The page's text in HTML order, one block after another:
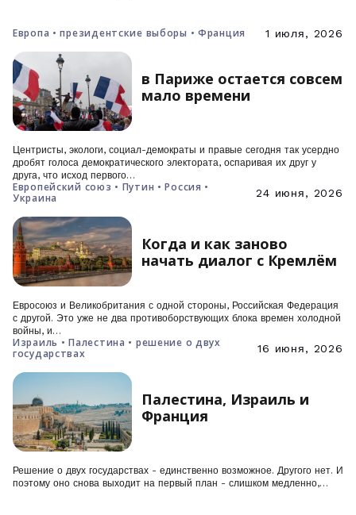
Европа • президентские выборы • Франция 1 июля, 2026
в Париже остается совсем
мало времени
Центристы, экологи, социал-демократы и правые сегодня так усердно
дробят голоса демократического электората, оспаривая их друг у
друга, что исход первого…
Европейский союз • Путин • Россия •
Украина
24 июня, 2026
Когда и как заново
начать диалог с Кремлём
Евросоюз и Великобритания с одной стороны, Российская Федерация
с другой. Это уже не два противоборствующих блока времен холодной
войны, и…
Израиль • Палестина • решение о двух
государствах
16 июня, 2026
Палестина, Израиль и
Франция
Решение о двух государствах - единственно возможное. Другого нет. И
поэтому оно снова выходит на первый план - слишком медленно,…